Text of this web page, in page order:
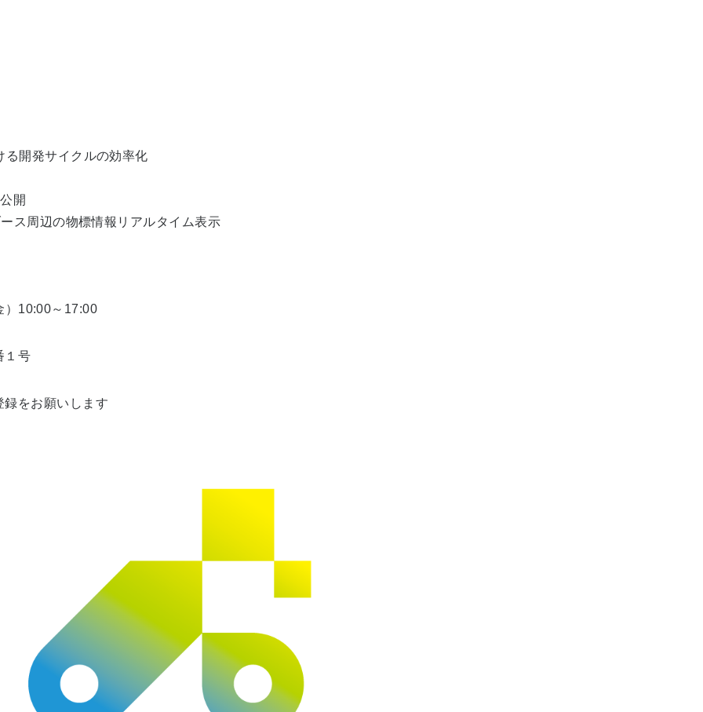
る開発サイクルの効率化
開
ス周辺の物標情報リアルタイム表示
）10:00～17:00
１号
をお願いします